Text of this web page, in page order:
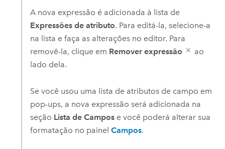
A nova expressão é adicionada à lista de
Expressões de atributo. Para editá-la, selecione-a
na lista e faça as alterações no editor. Para
removê-la, clique em Remover expressão
ao
lado dela.
Se você usou uma lista de atributos de campo em
pop-ups, a nova expressão será adicionada na
seção Lista de Campose você poderá alterar sua
formatação no painel Campos.